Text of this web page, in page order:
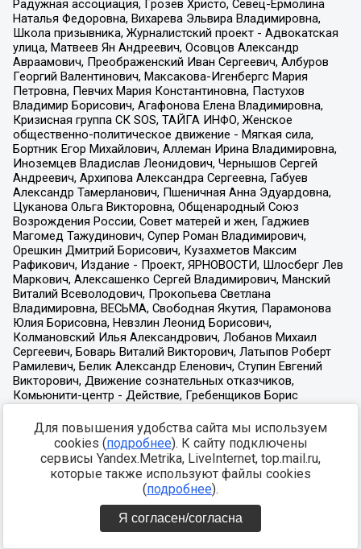
Для повышения удобства сайта мы используем
cookies (подробнее). К сайту подключены
сервисы Yandex.Metrika, LiveInternet, top.mail.ru,
которые также используют файлы cookies
(подробнее).
Я согласен/согласна